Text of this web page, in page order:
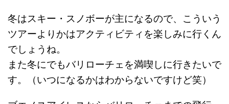
冬はスキー・スノボーが主になるので、こういう
ツアーよりかはアクティビティを楽しみに行くん
でしょうね。
また冬にでもバリローチェを満喫しに行きたいで
す。（いつになるかはわからないですけど笑）